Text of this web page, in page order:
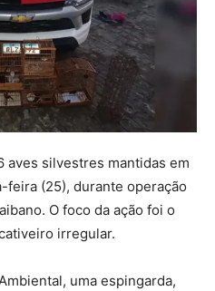
aves silvestres mantidas em
(25), durante operação
O foco da ação foi o
irregular.
uma espingarda,